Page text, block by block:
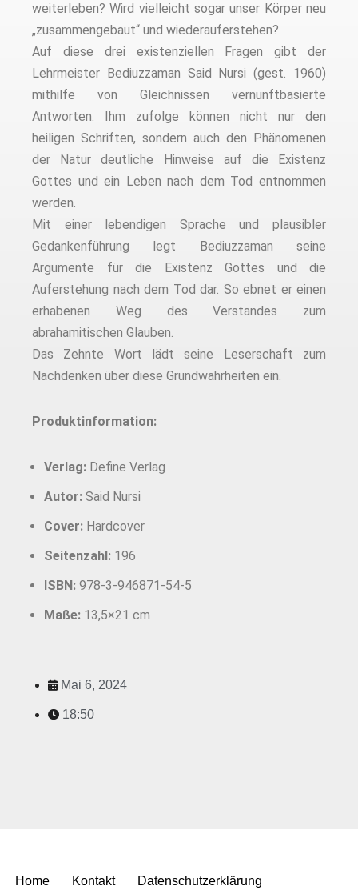
weiterleben? Wird vielleicht sogar unser Körper neu
„zusammengebaut“ und wiederauferstehen?
Auf diese drei existenziellen Fragen gibt der
Lehrmeister Bediuzzaman Said Nursi (gest. 1960)
mithilfe von Gleichnissen vernunftbasierte
Antworten. Ihm zufolge können nicht nur den
heiligen Schriften, sondern auch den Phänomenen
der Natur deutliche Hinweise auf die Existenz
Gottes und ein Leben nach dem Tod entnommen
werden.
Mit einer lebendigen Sprache und plausibler
Gedankenführung legt Bediuzzaman seine
Argumente für die Existenz Gottes und die
Auferstehung nach dem Tod dar. So ebnet er einen
erhabenen Weg des Verstandes zum
abrahamitischen Glauben.
Das Zehnte Wort lädt seine Leserschaft zum
Nachdenken über diese Grundwahrheiten ein.
Produktinformation:
Verlag: Define Verlag
Autor: Said Nursi
Cover: Hardcover
Seitenzahl: 196
ISBN: 978-3-946871-54-5
Maße: 13,5×21 cm
Mai 6, 2024
18:50
Home Kontakt Datenschutzerklärung